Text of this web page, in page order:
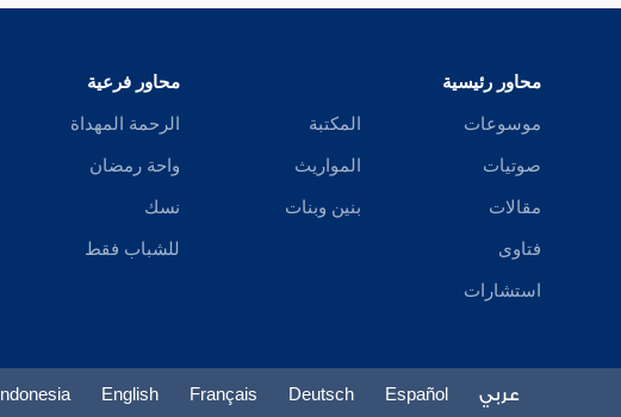
محاور رئيسية
موسوعات
صوتيات
مقالات
فتاوى
استشارات
المكتبة
المواريث
بنين وبنات
محاور فرعية
الرحمة المهداة
واحة رمضان
نسك
للشباب فقط
عربي Español
Deutsch
Français
English
Indonesia